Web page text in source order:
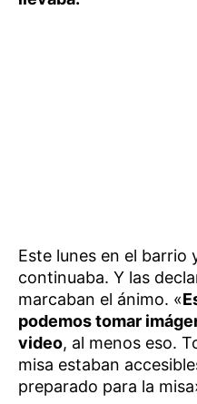
Este lunes en el barrio
continuaba. Y las
marcaban el ánimo. «
podemos tomar
video, al menos eso.
misa estaban
preparado para la